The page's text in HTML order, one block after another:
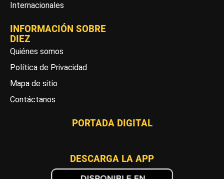
Internacionales
INFORMACIÓN SOBRE
DIEZ
Quiénes somos
Política de Privacidad
Mapa de sitio
Contáctanos
PORTADA DIGITAL
DESCARGA LA APP